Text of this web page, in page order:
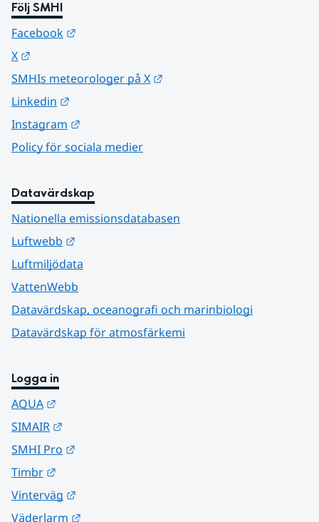
Följ SMHI
Facebook
X
SMHIs meteorologer på X
Linkedin
Instagram
Policy för sociala medier
Datavärdskap
Nationella emissionsdatabasen
Luftwebb
Luftmiljödata
VattenWebb
Datavärdskap, oceanografi och marinbiologi
Datavärdskap för atmosfärkemi
Logga in
AQUA
SIMAIR
SMHI Pro
Timbr
Vinterväg
Väderlarm